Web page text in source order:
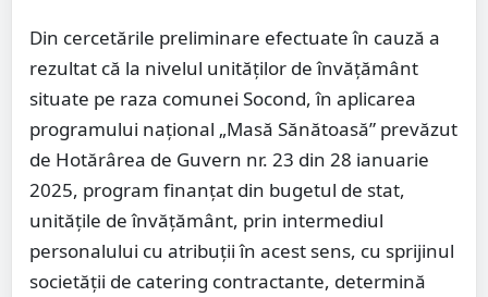
Din cercetările preliminare efectuate în cauză a
rezultat că la nivelul unităților de învățământ
situate pe raza comunei Socond, în aplicarea
programului național „Masă Sănătoasă” prevăzut
de Hotărârea de Guvern nr. 23 din 28 ianuarie
2025, program finanțat din bugetul de stat,
unitățile de învățământ, prin intermediul
personalului cu atribuții în acest sens, cu sprijinul
societății de catering contractante, determină